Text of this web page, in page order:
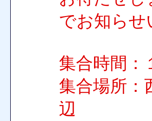
でお知ら
集合時間：
集合場所：
辺